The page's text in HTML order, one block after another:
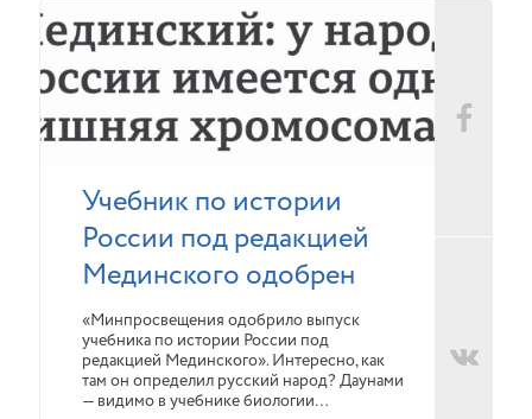
Учебник по истории
России под редакцией
Мединского одобрен
«Минпросвещения одобрило выпуск
учебника по истории России под
редакцией Мединского». Интересно, как
там он определил русский народ? Даунами
— видимо в учебнике биологии…